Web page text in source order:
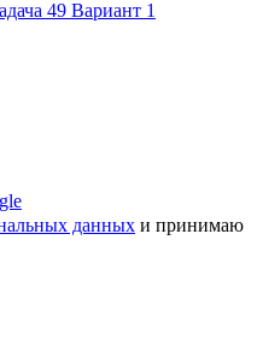
данных и принимаю